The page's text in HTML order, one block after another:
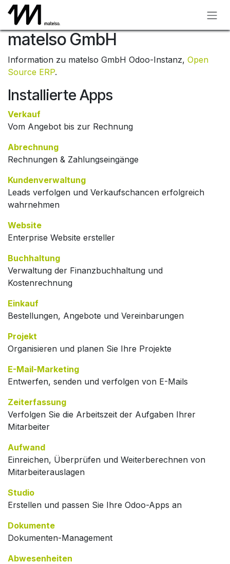
Zum Inhalt springen
matelso GmbH
Information zu matelso GmbH Odoo-Instanz, Open
Source ERP.
Installierte Apps
Verkauf
Vom Angebot bis zur Rechnung
Abrechnung
Rechnungen & Zahlungseingänge
Kundenverwaltung
Leads verfolgen und Verkaufschancen erfolgreich
wahrnehmen
Website
Enterprise Website ersteller
Buchhaltung
Verwaltung der Finanzbuchhaltung und
Kostenrechnung
Einkauf
Bestellungen, Angebote und Vereinbarungen
Projekt
Organisieren und planen Sie Ihre Projekte
E-Mail-Marketing
Entwerfen, senden und verfolgen von E-Mails
Zeiterfassung
Verfolgen Sie die Arbeitszeit der Aufgaben Ihrer
Mitarbeiter
Aufwand
Einreichen, Überprüfen und Weiterberechnen von
Mitarbeiterauslagen
Studio
Erstellen und passen Sie Ihre Odoo-Apps an
Dokumente
Dokumenten-Management
Abwesenheiten